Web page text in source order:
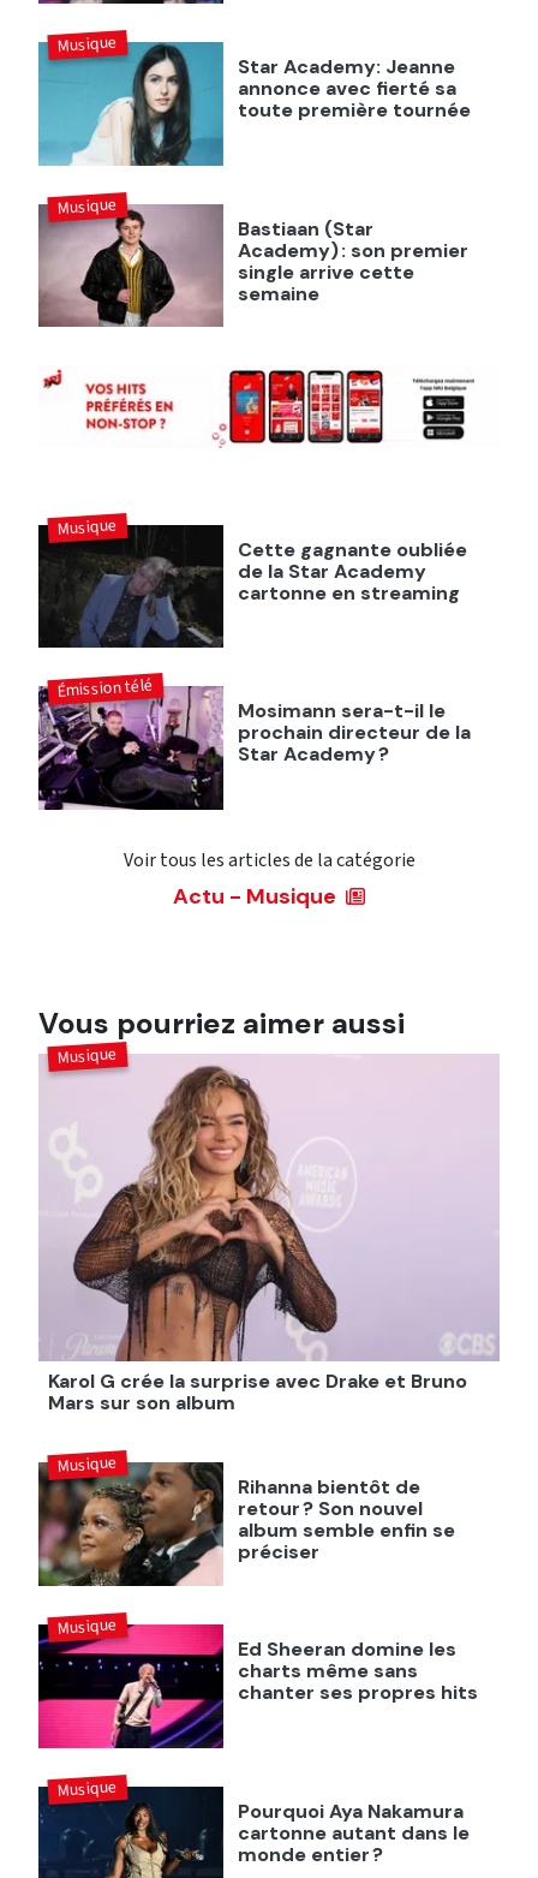
Star Academy: Jeanne
annonce avec fierté sa
toute première tournée
Musique
Bastiaan (Star
Academy) : son premier
single arrive cette
semaine
Musique
Cette gagnante oubliée
de la Star Academy
cartonne en streaming
Musique
Mosimann sera-t-il le
prochain directeur de la
Star Academy ?
Émission télé
Voir tous les articles de la catégorie
Actu - Musique
Vous pourriez aimer aussi
Karol G crée la surprise avec Drake et Bruno
Mars sur son album
Musique
Rihanna bientôt de
retour ? Son nouvel
album semble enfin se
préciser
Musique
Ed Sheeran domine les
charts même sans
chanter ses propres hits
Musique
Pourquoi Aya Nakamura
cartonne autant dans le
monde entier ?
Musique